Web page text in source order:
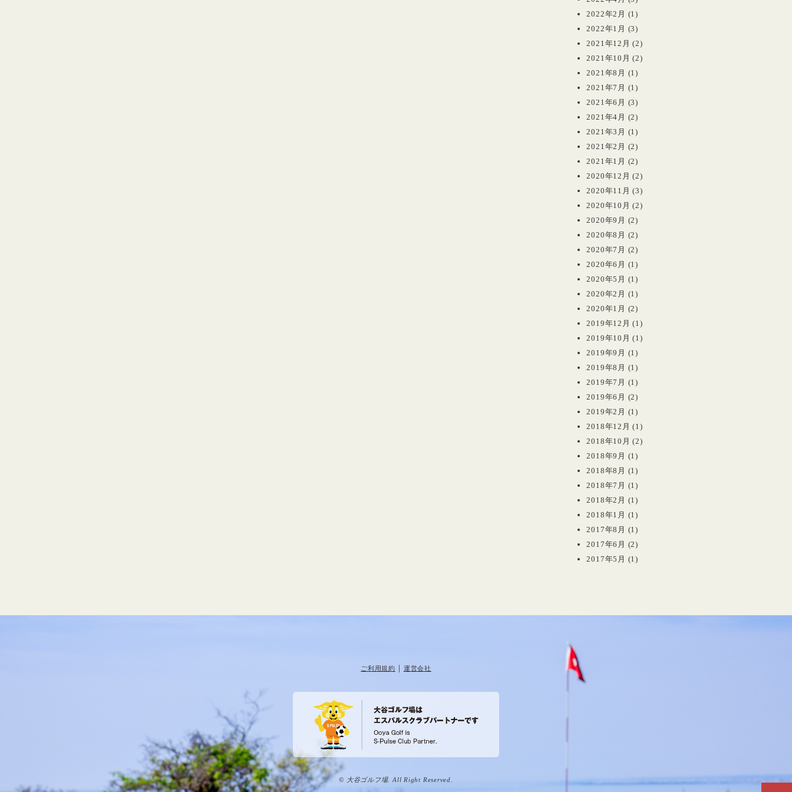
2022年2月 (1)
2022年1月 (3)
2021年12月 (2)
2021年10月 (2)
2021年8月 (1)
2021年7月 (1)
2021年6月 (3)
2021年4月 (2)
2021年3月 (1)
2021年2月 (2)
2021年1月 (2)
2020年12月 (2)
2020年11月 (3)
2020年10月 (2)
2020年9月 (2)
2020年8月 (2)
2020年7月 (2)
2020年6月 (1)
2020年5月 (1)
2020年2月 (1)
2020年1月 (2)
2019年12月 (1)
2019年10月 (1)
2019年9月 (1)
2019年8月 (1)
2019年7月 (1)
2019年6月 (2)
2019年2月 (1)
2018年12月 (1)
2018年10月 (2)
2018年9月 (1)
2018年8月 (1)
2018年7月 (1)
2018年2月 (1)
2018年1月 (1)
2017年8月 (1)
2017年6月 (2)
2017年5月 (1)
ご利用規約 ｜ 運営会社
© 大谷ゴルフ場. All Right Reserved.